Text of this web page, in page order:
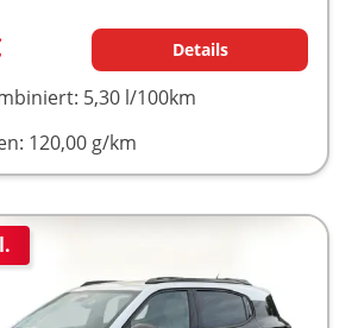
Details
5,30 l/100km
120,00 g/km